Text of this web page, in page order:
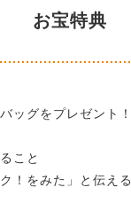
お宝特典
ッグをプレゼント！
こと
！をみた」と伝える